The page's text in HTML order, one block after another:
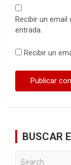
Recibir un
entrada.
Recibir un
BUSCAR